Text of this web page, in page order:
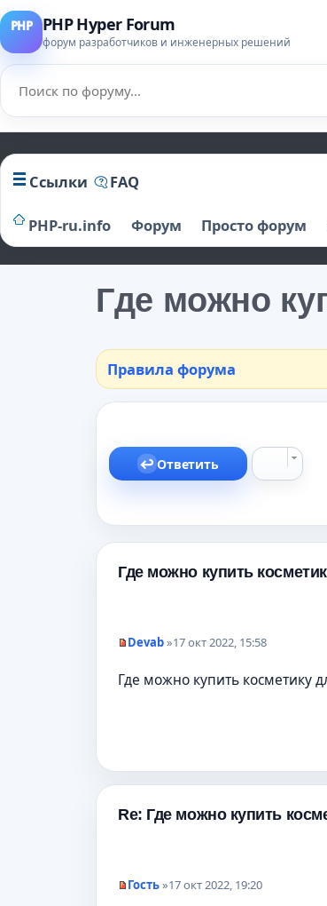
PHP Hyper Forum
форум разработчиков и инженерных решений
Ссылки FAQ
PHP-ru.info Форум Просто форум
Где можно
Правила форума
Ответить
Где можно купить
п
р
н
н
е
щ
е
Devab»17 окт 2022, 15:58
Где можно купить косметику
Re: Где можно купить
Гость»17 окт 2022, 19:20